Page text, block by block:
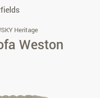
Heritage
Weston